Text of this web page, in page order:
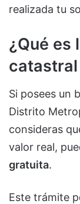
realizada tu
¿Qué es
catastral
Si posees un
Distrito
consideras
valor real,
gratuita.
Este trámite